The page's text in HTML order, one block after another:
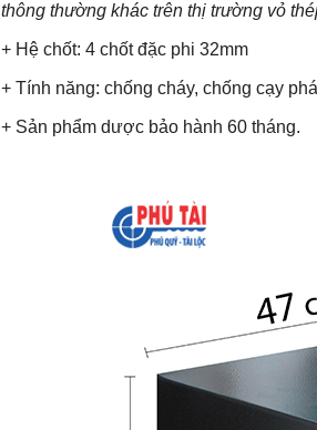
thông thường khác trên thị trường vỏ
+ Hệ chốt: 4 chốt đặc phi 32mm
+ Tính năng: chống cháy, chống cạy phá
+ Sản phẩm dược bảo hành 60 tháng.